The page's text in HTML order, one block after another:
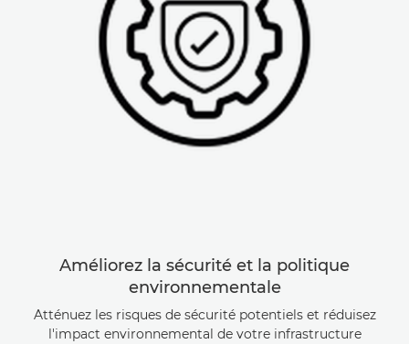
Améliorez la sécurité et la politique
environnementale
Atténuez les risques de sécurité potentiels et réduisez
l'impact environnemental de votre infrastructure